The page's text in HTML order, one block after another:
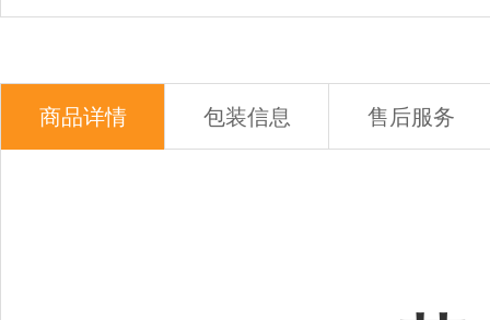
商品详情 包装信息 售后服务